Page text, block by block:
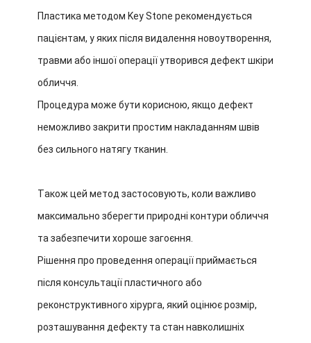
Пластика методом Key Stone рекомендується
пацієнтам, у яких після видалення новоутворення,
травми або іншої операції утворився дефект шкіри
обличчя.
Процедура може бути корисною, якщо дефект
неможливо закрити простим накладанням швів
без сильного натягу тканин.
Також цей метод застосовують, коли важливо
максимально зберегти природні контури обличчя
та забезпечити хороше загоєння.
Рішення про проведення операції приймається
після консультації пластичного або
реконструктивного хірурга, який оцінює розмір,
розташування дефекту та стан навколишніх